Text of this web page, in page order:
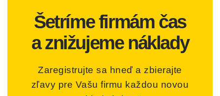
Šetríme firmám čas
a znižujeme náklady
Zaregistrujte sa hneď a zbierajte
zľavy pre Vašu firmu každou novou